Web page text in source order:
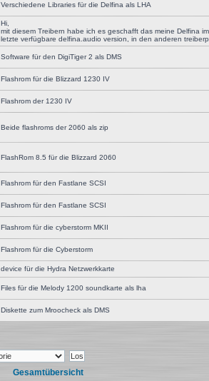
Verschiedene Libraries für die Delfina als LHA
Hi,
mit diesem Treibern habe ich es geschafft das meine Delfina
letzte verfügbare delfina.audio version, in den anderen
Software für den DigiTiger 2 als DMS
Flashrom für die Blizzard 1230 IV
Flashrom der 1230 IV
Beide flashroms der 2060 als zip
FlashRom 8.5 für die Blizzard 2060
Flashrom für den Fastlane SCSI
Flashrom für den Fastlane SCSI
Flashrom für die cyberstorm MKII
Flashrom für die Cyberstorm
device für die Hydra Netzwerkkarte
Files für die Melody 1200 soundkarte als lha
Diskette zum Mroocheck als DMS
Gesamtübersicht